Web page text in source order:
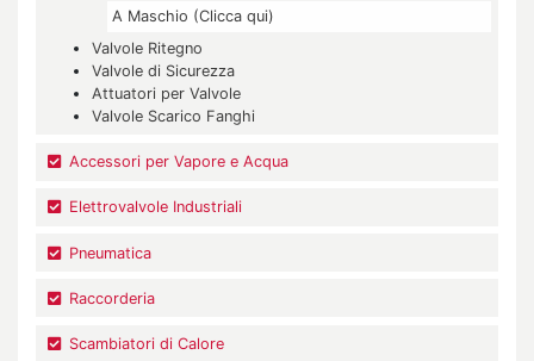
A Maschio (Clicca qui)
Valvole Ritegno
Valvole di Sicurezza
Attuatori per Valvole
Valvole Scarico Fanghi
Accessori per Vapore e Acqua
Elettrovalvole Industriali
Pneumatica
Raccorderia
Scambiatori di Calore